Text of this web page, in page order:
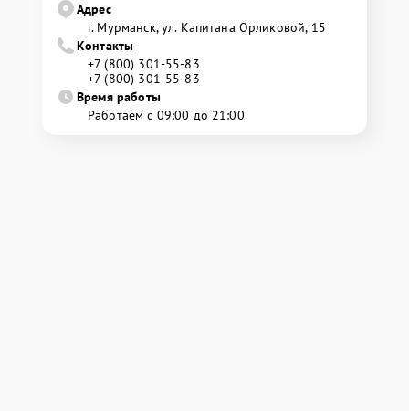
Адрес
г. Мурманск, ул. Капитана Орликовой, 15
Контакты
+7 (800) 301-55-83
+7 (800) 301-55-83
Время работы
Работаем с 09:00 до 21:00